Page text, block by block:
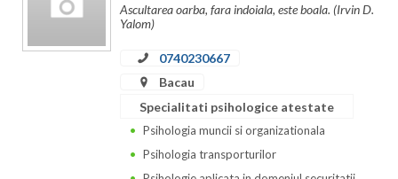
Constanta
Covasna
Ascultarea oarba, fara indoiala, este boala. (Irvin D.
Yalom)
0740230667
Bacau
Specialitati psihologice atestate
Psihologia muncii si organizationala
Psihologia transporturilor